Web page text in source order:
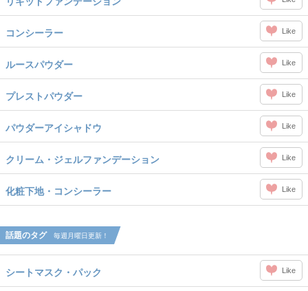
コンシーラー Like
ルースパウダー Like
プレストパウダー Like
パウダーアイシャドウ Like
クリーム・ジェルファンデーション Like
化粧下地・コンシーラー Like
話題のタグ 毎週月曜日更新！
シートマスク・パック Like